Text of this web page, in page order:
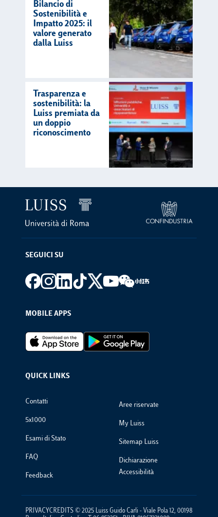
Bilancio di
Sostenibilità e
Impatto 2025: il
valore generato
dalla Luiss
Trasparenza e
sostenibilità: la
Luiss premiata da
un doppio
riconoscimento
SEGUICI SU
Footer social
MOBILE APPS
Footer Apps
QUICK LINKS
Footer Links
Contatti
5x1000
Esami di Stato
FAQ
Feedback
Aree riservate
My Luiss
Sitemap Luiss
Dichiarazione
Accessibilità
PRIVACYCREDITS © 2025 Luiss Guido Carli - Viale Pola 12, 00198